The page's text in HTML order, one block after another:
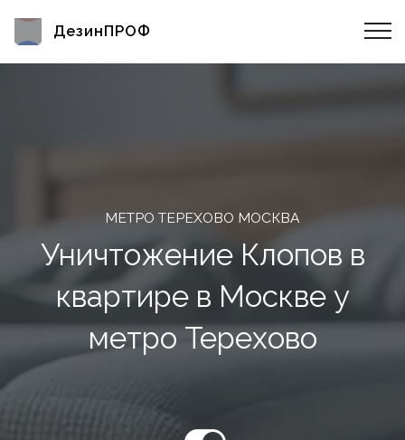
ДезинПРОФ
МЕТРО ТЕРЕХОВО МОСКВА
Уничтожение Клопов в
квартире в Москве у
метро Терехово